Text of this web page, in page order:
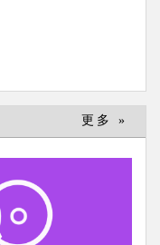
更多 »